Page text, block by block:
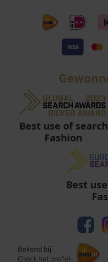
Best use of search
Fashion
Best